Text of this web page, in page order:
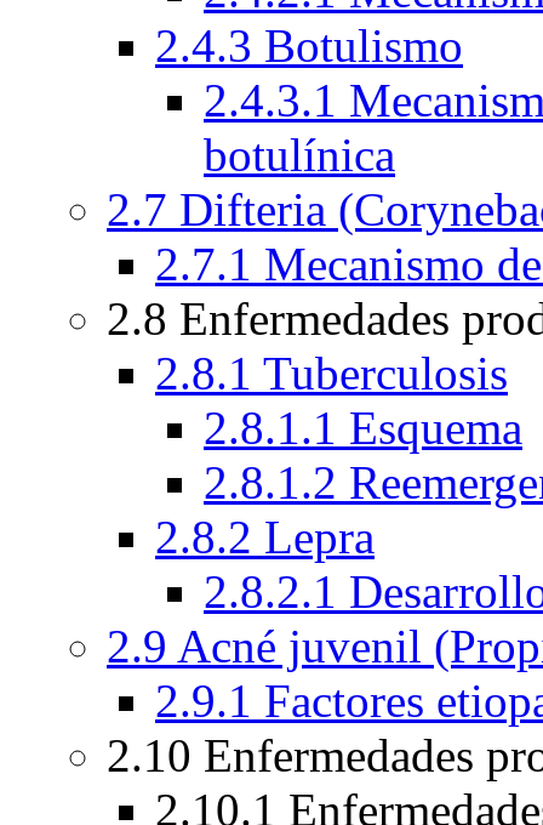
2.4.3 Botulismo
2.4.3.1
botulínica
2.7 Difteria
2.7.1 Mecanismo
2.8 Enfermedades
2.8.1 Tuberculosis
2.8.1.1 Esquema
2.8.1.2
2.8.2 Lepra
2.8.2.1
2.9 Acné juvenil
2.9.1 Factores
2.10 Enfermedades
2.10.1